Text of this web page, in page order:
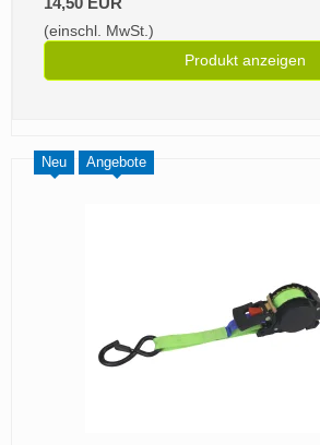
(einschl. MwSt.)
Produkt anzeigen
Neu Angebote